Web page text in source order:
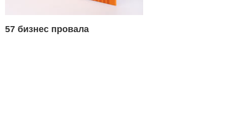
57 бизнес провала